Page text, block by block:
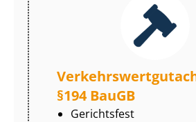
§194 BauGB
Gerichtsfest